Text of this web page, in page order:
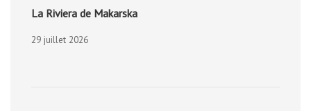
La Riviera de Makarska
29 juillet 2026